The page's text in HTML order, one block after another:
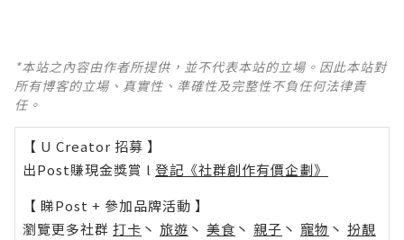
*本站之內容由作者所提供，並不代表本站的立場。因此本站對
所有博客的立場、真實性、準確性及完整性不負任何法律責
任。
【 U Creator 招募 】
出Post賺現金獎賞 l 登記《社群創作有價企劃》
【 睇Post + 參加品牌活動 】
瀏覽更多社群 打卡 丶 旅遊 丶 美食 丶 親子 丶 寵物 丶 扮靚